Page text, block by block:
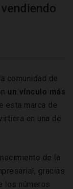
comunidad de
un vínculo más
esta marca de
en una de
de la
gracias
los números